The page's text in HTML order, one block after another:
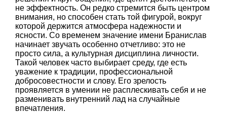
не эффектность. Он редко стремится быть центром
внимания, но способен стать той фигурой, вокруг
которой держится атмосфера надежности и
ясности. Со временем значение имени Бранислав
начинает звучать особенно отчетливо: это не
просто сила, а культурная дисциплина личности.
Такой человек часто выбирает среду, где есть
уважение к традиции, профессиональной
добросовестности и слову. Его зрелость
проявляется в умении не расплескивать себя и не
разменивать внутренний лад на случайные
впечатления.